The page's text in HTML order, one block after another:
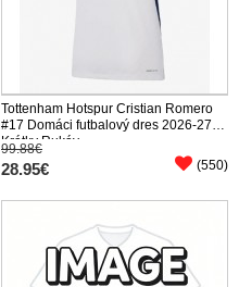
Tottenham Hotspur Cristian Romero
#17 Domáci futbalový dres 2026-27
Krátky Rukáv
99.88€
28.95€ (550)